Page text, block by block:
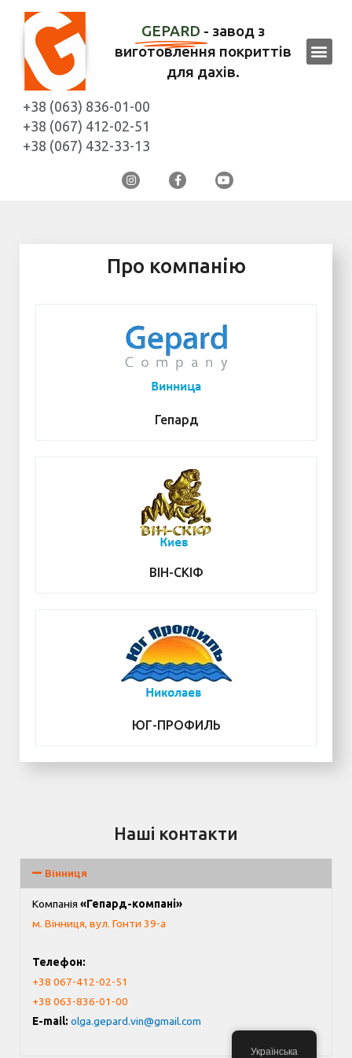
GEPARD - завод з
виготовлення покриттів
для дахів.
+38 (063) 836-01-00
+38 (067) 412-02-51
+38 (067) 432-33-13
Про компанію
Гепард
ВІН-СКІФ
ЮГ-ПРОФИЛЬ
Наші контакти
Вінниця
Компанія «Гепард-компані»
м. Вінниця, вул. Гонти 39-а
Телефон:
+38 067-412-02-51
+38 063-836-01-00
E-mail: olga.gepard.vin@gmail.com
Українська